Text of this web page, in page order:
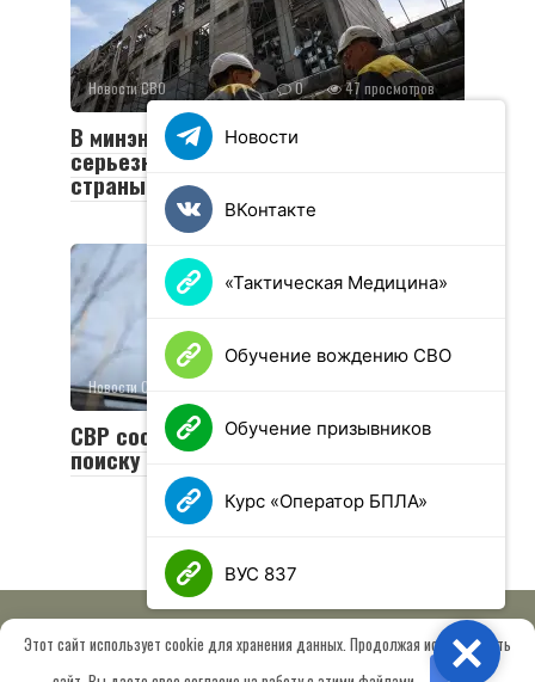
Новости СВО 0 47 просмотров
В минэнерго Украины заявили о
серьезном ущербе энергосистеме
страны в 2024 году
Новости СВО
СВР сообщила об усилиях США по
поиску замены Зеленскому
© 2026 МОО «Союз ветеранов спецназа ГРУ имени Героя РФ
Этот сайт использует cookie для хранения данных. Продолжая использовать
Новости
ВКонтакте
«Тактическая Медицина»
Обучение вождению СВО
Обучение призывников
Курс «Оператор БПЛА»
ВУС 837
Close